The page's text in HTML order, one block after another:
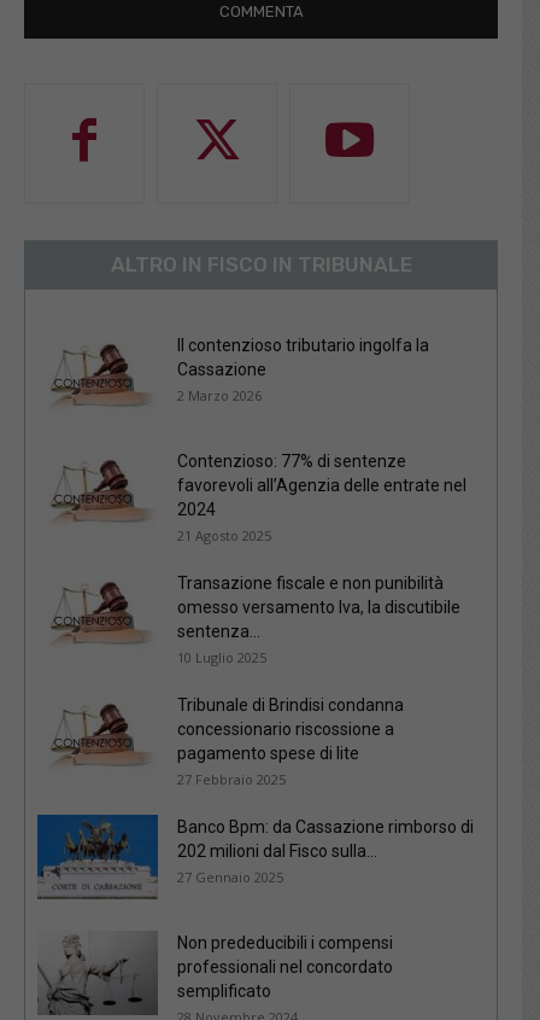
ALTRO IN FISCO IN TRIBUNALE
Il contenzioso tributario ingolfa la
Cassazione
2 Marzo 2026
Contenzioso: 77% di sentenze
favorevoli all’Agenzia delle entrate nel
2024
21 Agosto 2025
Transazione fiscale e non punibilità
omesso versamento Iva, la discutibile
sentenza...
10 Luglio 2025
Tribunale di Brindisi condanna
concessionario riscossione a
pagamento spese di lite
27 Febbraio 2025
Banco Bpm: da Cassazione rimborso di
202 milioni dal Fisco sulla...
27 Gennaio 2025
Non prededucibili i compensi
professionali nel concordato
semplificato